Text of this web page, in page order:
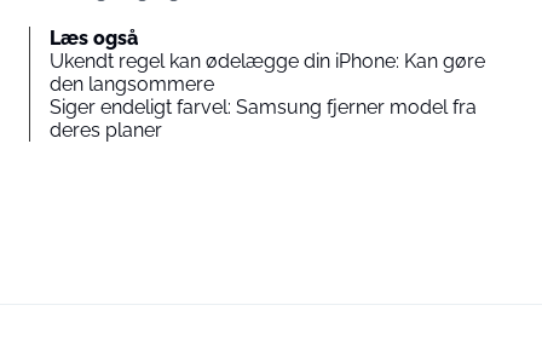
Læs også
Ukendt regel kan ødelægge din iPhone: Kan gøre
den langsommere
Siger endeligt farvel: Samsung fjerner model fra
deres planer